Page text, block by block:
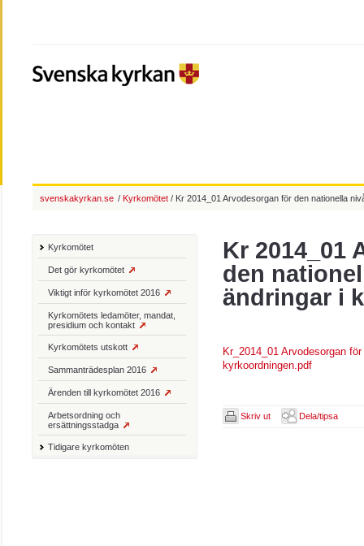
Kr 2014_01
den
ändringar i
Kr_2014_01 Arvodesorgan
kyrkoordningen.pdf
Skriv ut Dela/tipsa
Kyrkomötet
Det gör kyrkomötet
Viktigt inför kyrkomötet 2016
Kyrkomötets ledamöter, mandat,
presidium och kontakt
Kyrkomötets utskott
Sammanträdesplan 2016
Ärenden till kyrkomötet 2016
Arbetsordning och
ersättningsstadga
Tidigare kyrkomöten
svenskakyrkan.se / Kyrkomötet / Kr 2014_01 Arvodesorgan för den nationella